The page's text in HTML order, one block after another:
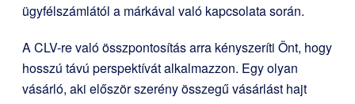
ügyfélszámlától a márkával való kapcsolata során.
A CLV-re való összpontosítás arra kényszeríti Önt, hogy
hosszú távú perspektívát alkalmazzon. Egy olyan
vásárló, aki először szerény összegű vásárlást hajt